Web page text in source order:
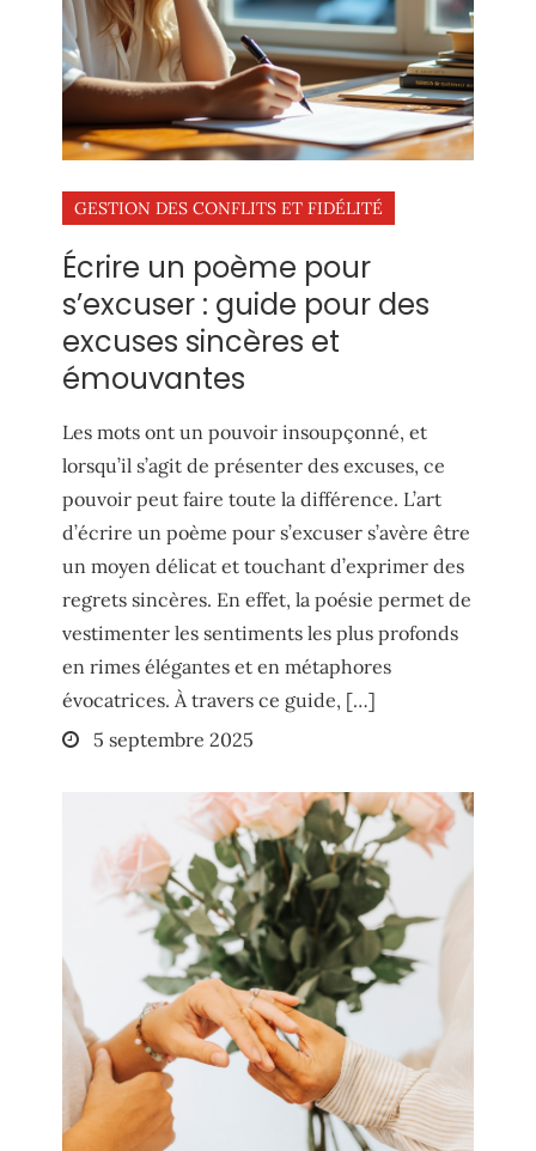
GESTION DES CONFLITS ET FIDÉLITÉ
Écrire un poème pour
s’excuser : guide pour des
excuses sincères et
émouvantes
Les mots ont un pouvoir insoupçonné, et
lorsqu’il s’agit de présenter des excuses, ce
pouvoir peut faire toute la différence. L’art
d’écrire un poème pour s’excuser s’avère être
un moyen délicat et touchant d’exprimer des
regrets sincères. En effet, la poésie permet de
vestimenter les sentiments les plus profonds
en rimes élégantes et en métaphores
évocatrices. À travers ce guide, […]
Posted
5 septembre 2025